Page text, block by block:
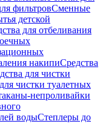
фильтровСменные
детской
для отбеливания
накипиСредства
для чистки
чистки туалетных
непроливайки
водыСтеплеры до